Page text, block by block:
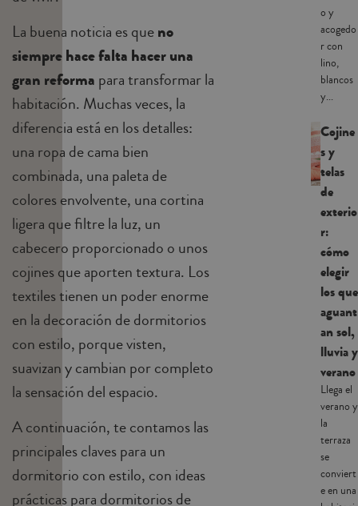
La buena noticia es queno
siempre hace falta hacer una
gran reforma para transformar la
habitación. Muchas veces, la
diferencia está en los detalles:
una ropa de cama bien
combinada, una paleta de
colores envolvente, una cortina
ligera que filtre la luz, un
cabecero proporcionado o unos
cojines que aporten textura. Los
textiles tienen un poder enorme
en la decoración de dormitorios
con estilo, porque visten,
suavizan y cambian por completo
la sensación del espacio.
A continuación, te contamos las
principales claves para un
dormitorio con estilo, con ideas
prácticas para dormitorios de
o y
acogedo
r con
lino,
blancos
y...
Cojine
s y
telas
de
exterio
r:
cómo
elegir
los que
aguant
an sol,
lluvia y
verano
Llega el
verano y
la
terraza
se
conviert
e en una